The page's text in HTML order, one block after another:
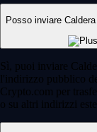
Posso inviare
Sì, puoi inviare
l'indirizzo pubblico
Crypto.com per
o su altri indirizzi